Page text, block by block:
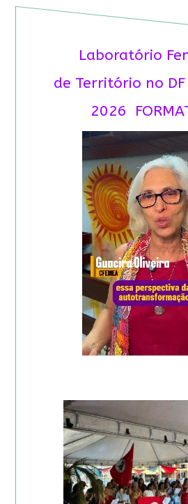
Laboratório
de Território no
2026